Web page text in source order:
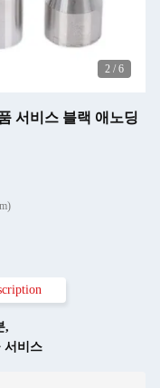
2 / 6
서비스 블랙 애노딩
,
서비스